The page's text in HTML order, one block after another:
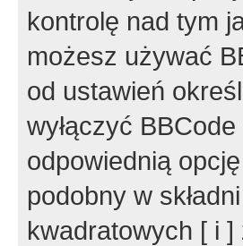
kontrolę nad tym
możesz używać
od ustawień
wyłączyć
odpowiednią
podobny w
kwadratowych [ i ]